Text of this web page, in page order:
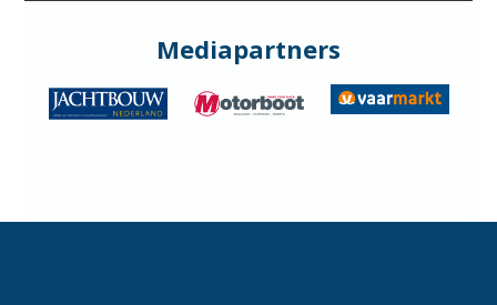
Mediapartners